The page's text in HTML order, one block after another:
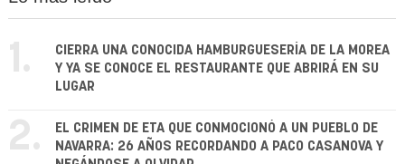
1.
CIERRA UNA CONOCIDA HAMBURGUESERÍA DE LA MOREA
Y YA SE CONOCE EL RESTAURANTE QUE ABRIRÁ EN SU
LUGAR
2.
EL CRIMEN DE ETA QUE CONMOCIONÓ A UN PUEBLO DE
NAVARRA: 26 AÑOS RECORDANDO A PACO CASANOVA Y